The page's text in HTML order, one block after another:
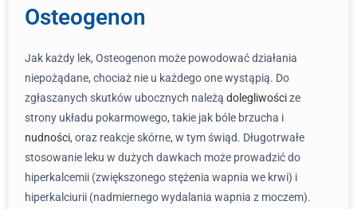
Osteogenon
Jak każdy lek, Osteogenon może powodować działania
niepożądane, chociaż nie u każdego one wystąpią. Do
zgłaszanych skutków ubocznych należą dolegliwościze
strony układu pokarmowego, takie jak bóle brzucha i
nudności, oraz reakcje skórne, w tym świąd. Długotrwałe
stosowanie leku w dużych dawkach może prowadzić do
hiperkalcemii (zwiększonego stężenia wapnia we krwi) i
hiperkalciurii (nadmiernego wydalania wapnia z moczem).